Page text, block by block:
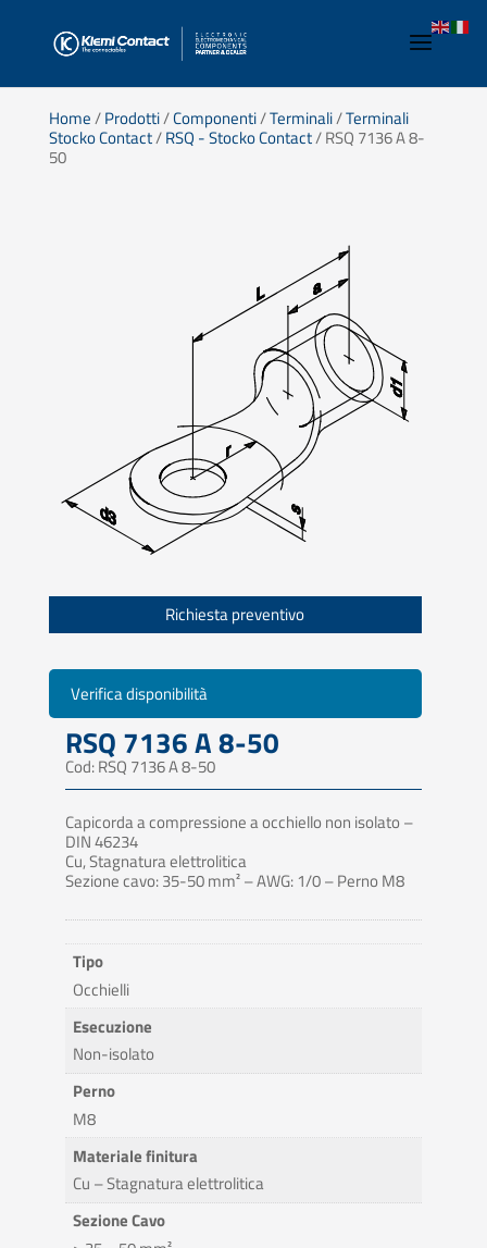
Home/Prodotti/Componenti/Terminali/Terminali
Stocko Contact/RSQ - Stocko Contact/ RSQ 7136 A 8-
50
Richiesta preventivo
Verifica disponibilità
RSQ 7136 A 8-50
Cod: RSQ 7136 A 8-50
Capicorda a compressione a occhiello non isolato –
DIN 46234
Cu, Stagnatura elettrolitica
Sezione cavo: 35-50 mm² – AWG: 1/0 – Perno M8
Tipo
Occhielli
Esecuzione
Non-isolato
Perno
M8
Materiale finitura
Cu – Stagnatura elettrolitica
Sezione Cavo